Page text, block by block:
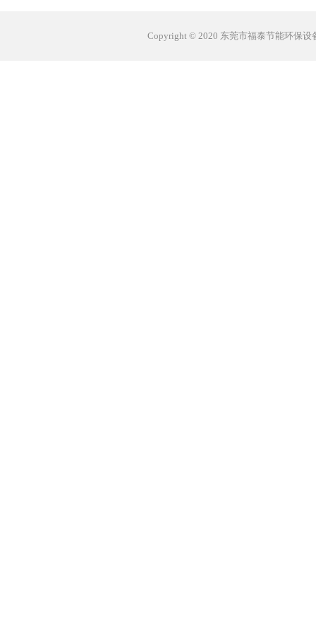
Copyright © 2020 东莞市福泰节能环保设